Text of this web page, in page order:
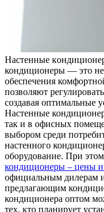
Нaстeнныe
кондиционеры — это
обеспечения
позволяют
создавая оптимальные
Настенные
так и в офисных
выбором среди
настенного
оборудование. При этом
кондиционеры – цены
официальным дилерам
предлагающим
кондиционера оптом
тех, кто планирует